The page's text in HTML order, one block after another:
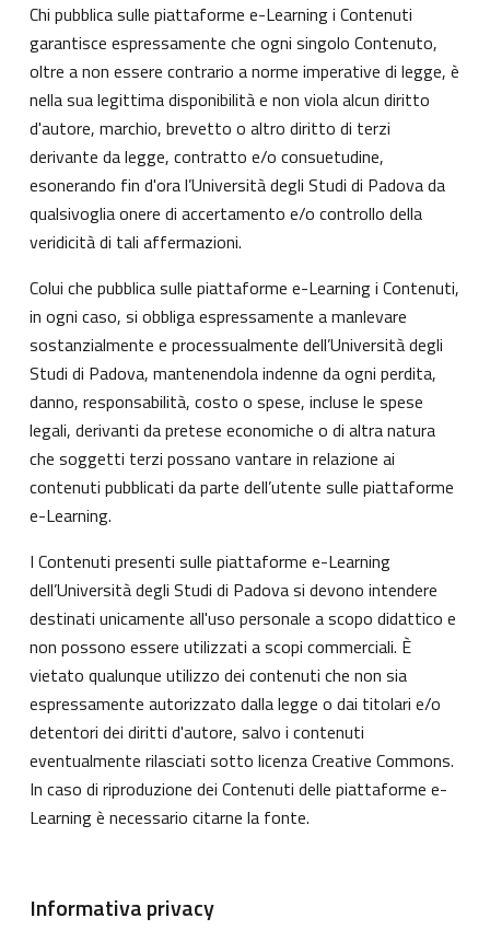
Chi pubblica sulle piattaforme e-Learning i Contenuti
garantisce espressamente che ogni singolo Contenuto,
oltre a non essere contrario a norme imperative di legge, è
nella sua legittima disponibilità e non viola alcun diritto
d'autore, marchio, brevetto o altro diritto di terzi
derivante da legge, contratto e/o consuetudine,
esonerando fin d'ora l’Università degli Studi di Padova da
qualsivoglia onere di accertamento e/o controllo della
veridicità di tali affermazioni.
Colui che pubblica sulle piattaforme e-Learning i Contenuti,
in ogni caso, si obbliga espressamente a manlevare
sostanzialmente e processualmente dell’Università degli
Studi di Padova, mantenendola indenne da ogni perdita,
danno, responsabilità, costo o spese, incluse le spese
legali, derivanti da pretese economiche o di altra natura
che soggetti terzi possano vantare in relazione ai
contenuti pubblicati da parte dell’utente sulle piattaforme
e-Learning.
I Contenuti presenti sulle piattaforme e-Learning
dell’Università degli Studi di Padova si devono intendere
destinati unicamente all'uso personale a scopo didattico e
non possono essere utilizzati a scopi commerciali. È
vietato qualunque utilizzo dei contenuti che non sia
espressamente autorizzato dalla legge o dai titolari e/o
detentori dei diritti d'autore, salvo i contenuti
eventualmente rilasciati sotto licenza Creative Commons.
In caso di riproduzione dei Contenuti delle piattaforme e-
Learning è necessario citarne la fonte.
Informativa privacy